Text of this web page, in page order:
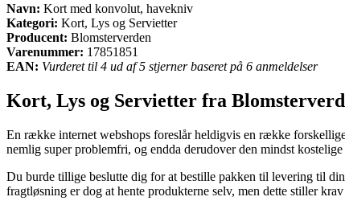
Navn: Kort med konvolut, havekniv
Kategori: Kort, Lys og Servietter
Producent: Blomsterverden
Varenummer: 17851851
EAN: Vurderet til 4 ud af 5 stjerner baseret på 6 anmeldelser
Kort, Lys og Servietter fra
En række internet webshops foreslår heldigvis en række
nemlig super problemfri, og endda derudover den mindst
Du burde tillige beslutte dig for at bestille pakken til levering til
fragtløsning er dog at hente produkterne selv, men dette stiller